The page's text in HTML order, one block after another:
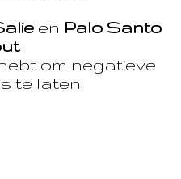
en Palo Santo
om negatieve
te laten.